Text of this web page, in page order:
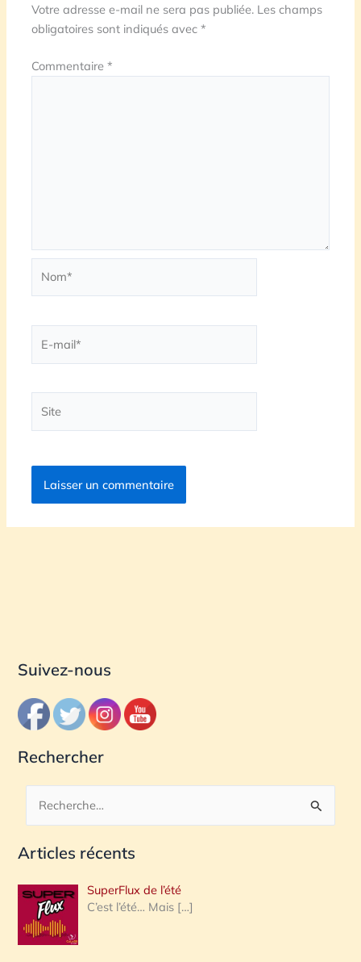
Votre adresse e-mail ne sera pas publiée. Les champs
obligatoires sont indiqués avec*
Commentaire*
mail*
Suivez-nous
Rechercher
c
e
r
c
Articles récents
SuperFlux de l’été
C’est l’été… Mais […]